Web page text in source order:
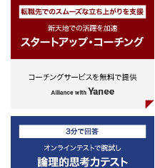
・経理・財務の側面からの投資先企
・その他管理（コーポレート部門）
業務全般
【求める人物像】
・チームへのサポートを主体的・積
極的に行える人
・データが未整備、仕組みがない状
況にも柔軟に対応できる人
・正確な仕事をすることにこだわり